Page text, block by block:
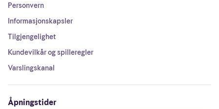
Personvern
Informasjonskapsler
Tilgjengelighet
Kundevilkår og spilleregler
Varslingskanal
Åpningstider